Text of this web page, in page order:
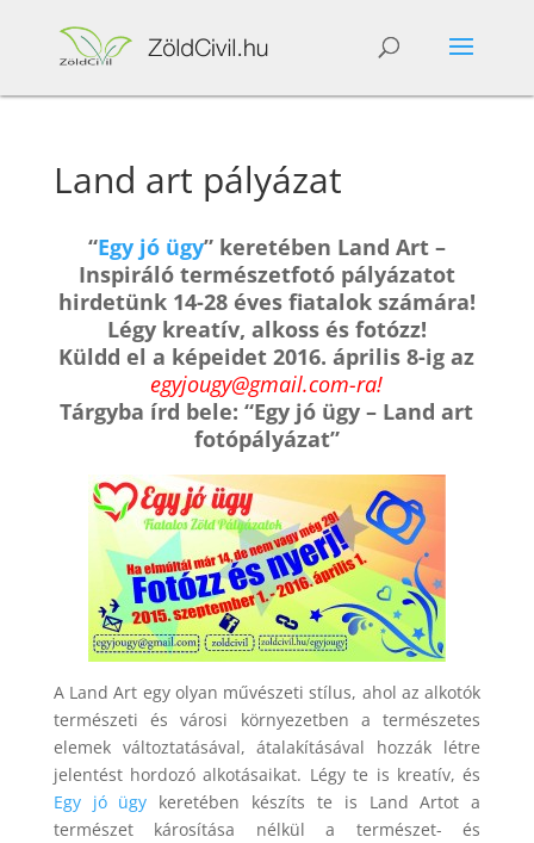
Land art pályázat
“Egy jó ügy” keretében Land Art –
Inspiráló természetfotó pályázatot
hirdetünk 14-28 éves fiatalok számára!
Légy kreatív, alkoss és fotózz!
Küldd el a képeidet 2016. április 8-ig az
egyjougy@gmail.com-ra!
Tárgyba írd bele: “Egy jó ügy – Land art
fotópályázat”
A Land Art egy olyan művészeti stílus, ahol az alkotók
természeti és városi környezetben a természetes
elemek változtatásával, átalakításával hozzák létre
jelentést hordozó alkotásaikat. Légy te is kreatív, és
Egy jó ügy keretében készíts te is Land Artot a
természet károsítása nélkül a természet- és